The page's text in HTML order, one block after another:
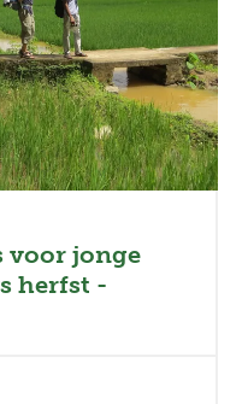
voor jonge
herfst -